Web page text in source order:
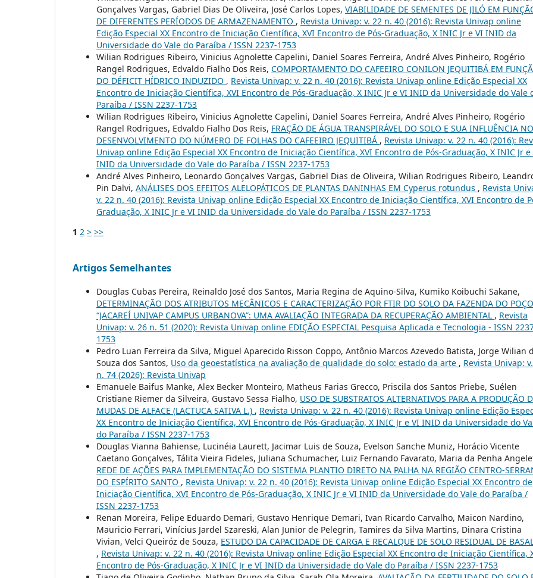
Gonçalves Vargas, Gabriel Dias De Oliveira, José Carlos Lopes, VIABILIDADE DE SEMENTES DE JILÓ EM
DE DIFERENTES PERÍODOS DE ARMAZENAMENTO , Revista Univap: v. 22 n. 40 (2016): Revista Univap online
Edição Especial XX Encontro de Iniciação Científica, XVI Encontro de Pós-Graduação, X INIC Jr e VI INID da
Universidade do Vale do Paraíba / ISSN 2237-1753
Wilian Rodrigues Ribeiro, Vinicius Agnolette Capelini, Daniel Soares Ferreira, André Alves Pinheiro, Rogério
Rangel Rodrigues, Edvaldo Fialho Dos Reis, COMPORTAMENTO DO CAFEEIRO CONILON JEQUITIBÁ EM
DO DÉFICIT HÍDRICO INDUZIDO , Revista Univap: v. 22 n. 40 (2016): Revista Univap online Edição Especial XX
Encontro de Iniciação Científica, XVI Encontro de Pós-Graduação, X INIC Jr e VI INID da Universidade do Vale
Paraíba / ISSN 2237-1753
Wilian Rodrigues Ribeiro, Vinicius Agnolette Capelini, Daniel Soares Ferreira, André Alves Pinheiro, Rogério
Rangel Rodrigues, Edvaldo Fialho Dos Reis, FRAÇÃO DE ÁGUA TRANSPIRÁVEL DO SOLO E SUA INFLUÊNCIA NO
DESENVOLVIMENTO DO NÚMERO DE FOLHAS DO CAFEEIRO JEQUITIBÁ , Revista Univap: v. 22 n. 40 (2016):
Univap online Edição Especial XX Encontro de Iniciação Científica, XVI Encontro de Pós-Graduação, X INIC Jr e
INID da Universidade do Vale do Paraíba / ISSN 2237-1753
André Alves Pinheiro, Leonardo Gonçalves Vargas, Gabriel Dias de Oliveira, Wilian Rodrigues Ribeiro,
Pin Dalvi, ANÁLISES DOS EFEITOS ALELOPÁTICOS DE PLANTAS DANINHAS EM Cyperus rotundus , Revista
v. 22 n. 40 (2016): Revista Univap online Edição Especial XX Encontro de Iniciação Científica, XVI Encontro de
Graduação, X INIC Jr e VI INID da Universidade do Vale do Paraíba / ISSN 2237-1753
1 2 > >>
Artigos Semelhantes
Douglas Cubas Pereira, Reinaldo José dos Santos, Maria Regina de Aquino-Silva, Kumiko Koibuchi Sakane,
DETERMINAÇÃO DOS ATRIBUTOS MECÂNICOS E CARACTERIZAÇÃO POR FTIR DO SOLO DA FAZENDA DO POÇO
“JACAREÍ UNIVAP CAMPUS URBANOVA”: UMA AVALIAÇÃO INTEGRADA DA RECUPERAÇÃO AMBIENTAL , Revista
Univap: v. 26 n. 51 (2020): Revista Univap online EDIÇÃO ESPECIAL Pesquisa Aplicada e Tecnologia - ISSN
1753
Pedro Luan Ferreira da Silva, Miguel Aparecido Risson Coppo, Antônio Marcos Azevedo Batista, Jorge Wilian
Souza dos Santos, Uso da geoestatística na avaliação de qualidade do solo: estado da arte , Revista Univap:
n. 74 (2026): Revista Univap
Emanuele Baifus Manke, Alex Becker Monteiro, Matheus Farias Grecco, Priscila dos Santos Priebe, Suélen
Cristiane Riemer da Silveira, Gustavo Sessa Fialho, USO DE SUBSTRATOS ALTERNATIVOS PARA A PRODUÇÃO
MUDAS DE ALFACE (LACTUCA SATIVA L.) , Revista Univap: v. 22 n. 40 (2016): Revista Univap online Edição
XX Encontro de Iniciação Científica, XVI Encontro de Pós-Graduação, X INIC Jr e VI INID da Universidade do
do Paraíba / ISSN 2237-1753
Douglas Vianna Bahiense, Lucinéia Laurett, Jacimar Luis de Souza, Evelson Sanche Muniz, Horácio Vicente
Caetano Gonçalves, Tálita Vieira Fideles, Juliana Schumacher, Luiz Fernando Favarato, Maria da Penha
REDE DE AÇÕES PARA IMPLEMENTAÇÃO DO SISTEMA PLANTIO DIRETO NA PALHA NA REGIÃO CENTRO-
DO ESPÍRITO SANTO , Revista Univap: v. 22 n. 40 (2016): Revista Univap online Edição Especial XX Encontro de
Iniciação Científica, XVI Encontro de Pós-Graduação, X INIC Jr e VI INID da Universidade do Vale do Paraíba /
ISSN 2237-1753
Renan Moreira, Felipe Eduardo Demari, Gustavo Henrique Demari, Ivan Ricardo Carvalho, Maicon Nardino,
Mauricio Ferrari, Vinícius Jardel Szareski, Alan Junior de Pelegrin, Tamires da Silva Martins, Dinara Cristina
Vivian, Velci Queiróz de Souza, ESTUDO DA CAPACIDADE DE CARGA E RECALQUE DE SOLO RESIDUAL DE
, Revista Univap: v. 22 n. 40 (2016): Revista Univap online Edição Especial XX Encontro de Iniciação Científica,
Encontro de Pós-Graduação, X INIC Jr e VI INID da Universidade do Vale do Paraíba / ISSN 2237-1753